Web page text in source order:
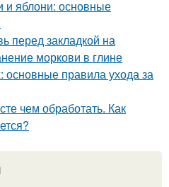
и яблони: основные
перед закладкой на
моркови в глине
основные правила ухода за
чем обработать. Как